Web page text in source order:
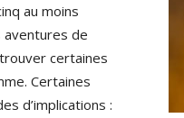
au moins
aventures de
certaines
Certaines
d’implications :